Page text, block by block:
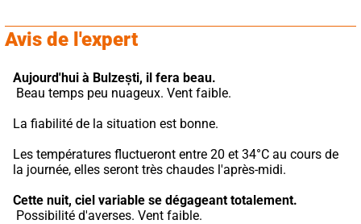
Avis de l'expert
Aujourd'hui à Bulzești, il fera beau.
Beau temps peu nuageux. Vent faible.
La fiabilité de la situation est bonne.
Les températures fluctueront entre 20 et 34°C au cours de
la journée, elles seront très chaudes l'après-midi.
Cette nuit, ciel variable se dégageant totalement.
Possibilité d'averses. Vent faible.